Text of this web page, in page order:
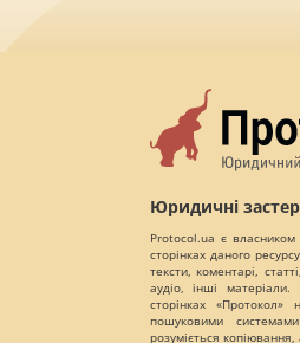
Юридичні
Protocol.ua є
сторінках даного
тексти, коментарі,
аудіо, інші
сторінках «Протокол»
пошуковими
розуміється